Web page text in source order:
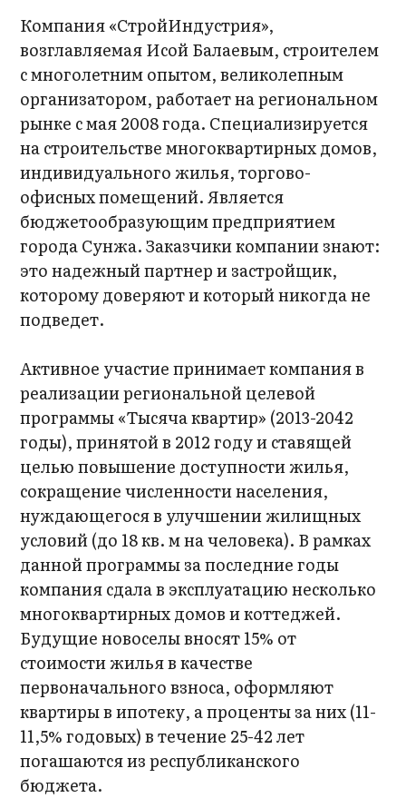
Компания «СтройИндустрия»,
возглавляемая Исой Балаевым, строителем
с многолетним опытом, великолепным
организатором, работает на региональном
рынке с мая 2008 года. Специализируется
на строительстве многоквартирных домов,
индивидуального жилья, торгово-
офисных помещений. Является
бюджетообразующим предприятием
города Сунжа. Заказчики компании знают:
это надежный партнер и застройщик,
которому доверяют и который никогда не
подведет.
Активное участие принимает компания в
реализации региональной целевой
программы «Тысяча квартир» (2013-2042
годы), принятой в 2012 году и ставящей
целью повышение доступности жилья,
сокращение численности населения,
нуждающегося в улучшении жилищных
условий (до 18 кв. м на человека). В рамках
данной программы за последние годы
компания сдала в эксплуатацию несколько
многоквартирных домов и коттеджей.
Будущие новоселы вносят 15% от
стоимости жилья в качестве
первоначального взноса, оформляют
квартиры в ипотеку, а проценты за них (11-
11,5% годовых) в течение 25-42 лет
погашаются из республиканского
бюджета.